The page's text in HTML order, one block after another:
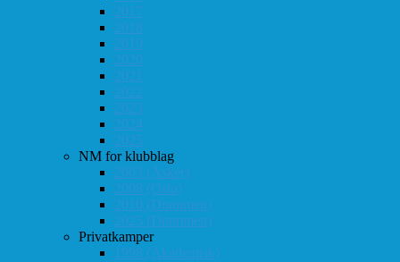
2017
2018
2019
2020
2021
2022
2023
2024
2025
NM for klubblag
2003 (Asker)
2008 (Oslo)
2010 (Drammen)
2025 (Drammen)
Privatkamper
1998 (Akademisk)